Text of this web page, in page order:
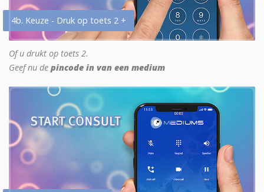
4b. Keuze - Druk op toets 2 +
Of u drukt op toets 2.
Geef nu de pincode in van een medium